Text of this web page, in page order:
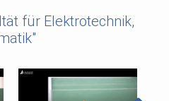
für Elektrotechnik,